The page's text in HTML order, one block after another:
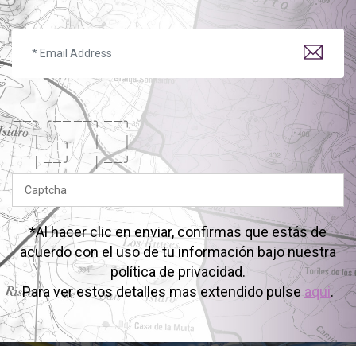
──╮
┼
│
╭──
╰─╮
──╯
──╮
┼
│
──╮
─┤
──╯
*Al hacer clic en enviar, confirmas que estás de
acuerdo con el uso de tu información bajo nuestra
política de privacidad.
Para ver estos detalles mas extendido pulse aqui.